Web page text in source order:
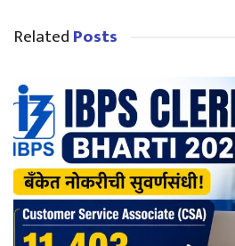
RelatedPosts